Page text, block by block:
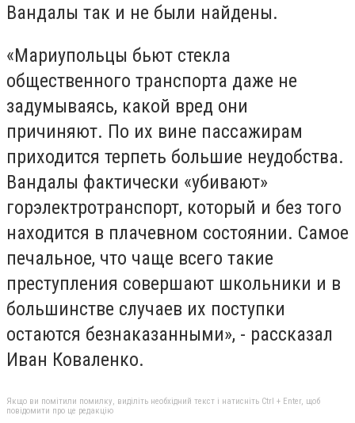
Вандалы так и не были найдены.
«Мариупольцы бьют стекла
общественного транспорта даже не
задумываясь, какой вред они
причиняют. По их вине пассажирам
приходится терпеть большие неудобства.
Вандалы фактически «убивают»
горэлектротранспорт, который и без того
находится в плачевном состоянии. Самое
печальное, что чаще всего такие
преступления совершают школьники и в
большинстве случаев их поступки
остаются безнаказанными», - рассказал
Иван Коваленко.
Якщо ви помітили помилку, виділіть необхідний текст і натисніть Ctrl + Enter, щоб
повідомити про це редакцію